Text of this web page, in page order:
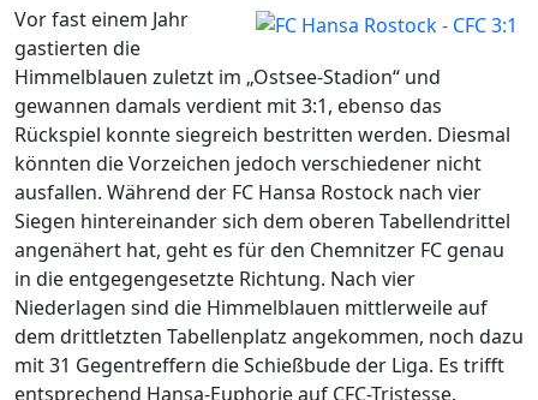
Vor fast einem Jahr
gastierten die
Himmelblauen zuletzt im „Ostsee-Stadion“ und
gewannen damals verdient mit 3:1, ebenso das
Rückspiel konnte siegreich bestritten werden. Diesmal
könnten die Vorzeichen jedoch verschiedener nicht
ausfallen. Während der FC Hansa Rostock nach vier
Siegen hintereinander sich dem oberen Tabellendrittel
angenähert hat, geht es für den Chemnitzer FC genau
in die entgegengesetzte Richtung. Nach vier
Niederlagen sind die Himmelblauen mittlerweile auf
dem drittletzten Tabellenplatz angekommen, noch dazu
mit 31 Gegentreffern die Schießbude der Liga. Es trifft
entsprechend Hansa-Euphorie auf CFC-Tristesse.